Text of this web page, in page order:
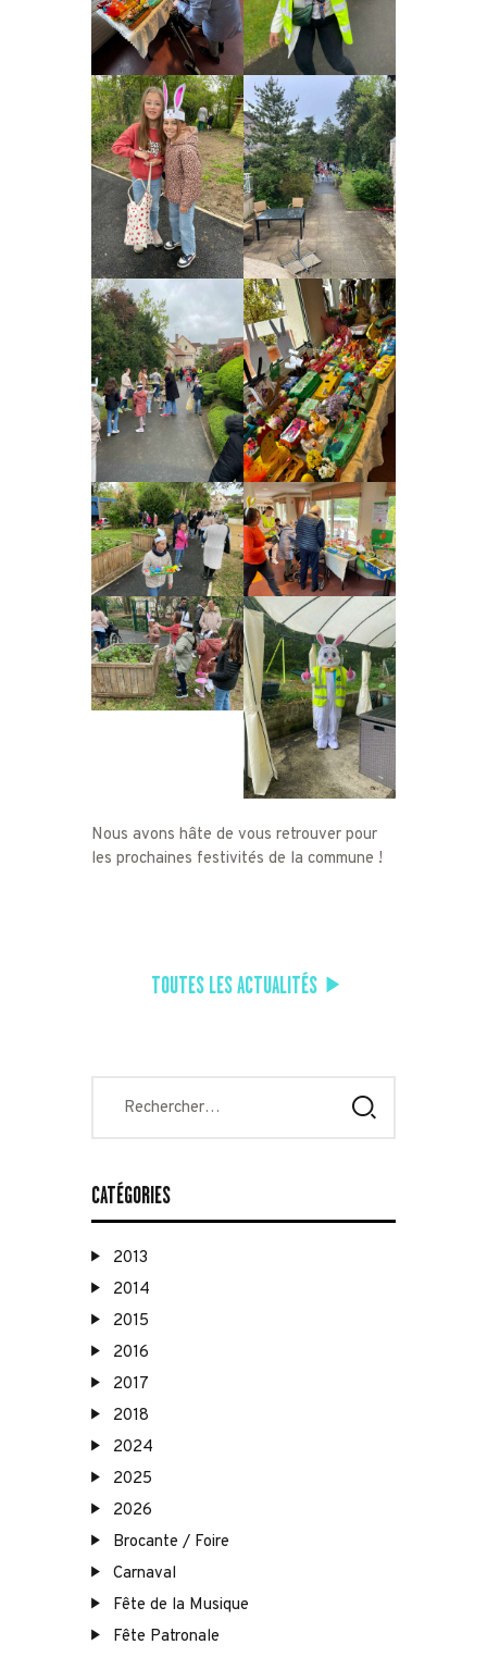
Nous avons hâte de vous retrouver pour
les prochaines festivités de la commune !
TOUTES LES ACTUALITÉS
CATÉGORIES
2013
2014
2015
2016
2017
2018
2024
2025
2026
Brocante / Foire
Carnaval
Fête de la Musique
Fête Patronale